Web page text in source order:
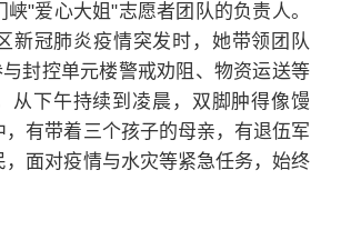
"爱心大姐"志愿者团队的负责人。
新冠肺炎疫情突发时，她带领团队
封控单元楼警戒劝阻、物资运送等
从下午持续到凌晨，双脚肿得像馒
，有带着三个孩子的母亲，有退伍军
，面对疫情与水灾等紧急任务，始终